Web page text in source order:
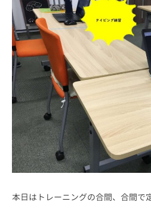
本日はトレーニングの合間、合間で